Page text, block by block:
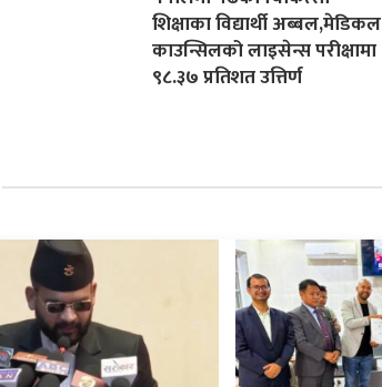
शिक्षाका विद्यार्थी अब्बल,मेडिकल
काउन्सिलको लाइसेन्स परीक्षामा
९८.३७ प्रतिशत उत्तिर्ण